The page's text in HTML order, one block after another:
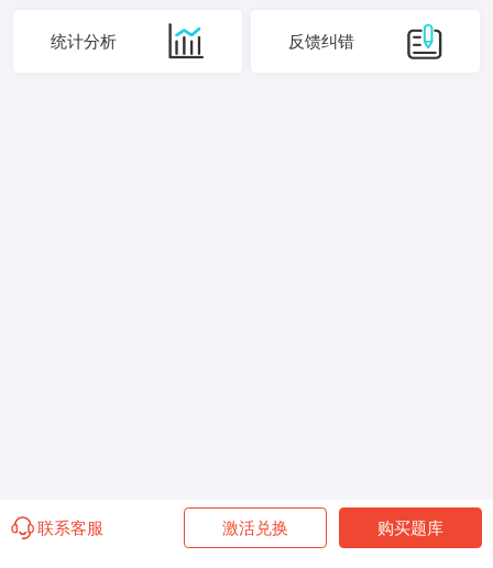
统计分析 反馈纠错
联系客服 激活兑换 购买题库